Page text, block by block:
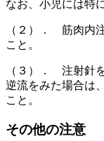
なお、小児には特
（２）． 筋肉内
こと。
（３）． 注射針
逆流をみた場合は
こと。
その他の注意